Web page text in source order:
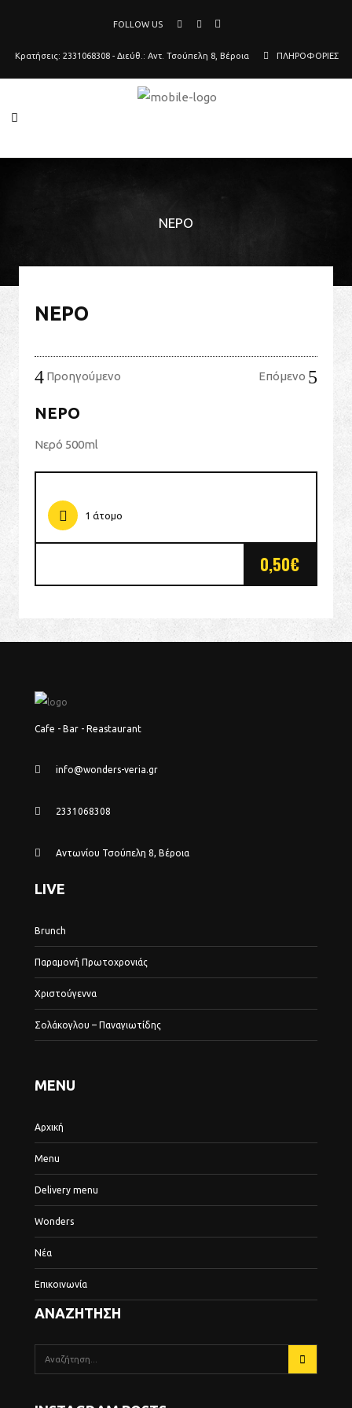
FOLLOW US
Κρατήσεις: 2331068308 - Διεύθ.: Αντ. Τσούπελη 8, Βέροια ΠΛΗΡΟΦΟΡΙΕΣ
ΝΕΡΌ
ΝΕΡΌ
Προηγούμενο Επόμενο
ΝΕΡΌ
Νερό 500ml
1 άτομο
0,50€
Cafe - Bar - Reastaurant
info@wonders-veria.gr
2331068308
Αντωνίου Τσούπελη 8, Βέροια
LIVE
Brunch
Παραμονή Πρωτοχρονιάς
Χριστούγεννα
Σολάκογλου – Παναγιωτίδης
MENU
Αρχική
Menu
Delivery menu
Wonders
Νέα
Επικοινωνία
ΑΝΑΖΗΤΗΣΗ